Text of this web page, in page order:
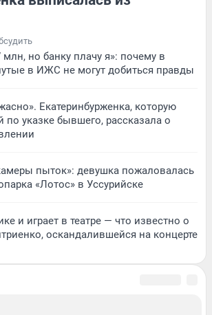
но банку плачу я»: почему в
в ИЖС не могут добиться правды
Екатеринбурженка, которую
по указке бывшего, рассказала о
пыток»: девушка пожаловалась
«Лотос» в Уссурийске
и играет в театре — что известно о
оскандалившейся на концерте